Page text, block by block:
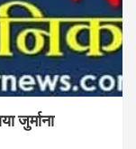
जुर्माना